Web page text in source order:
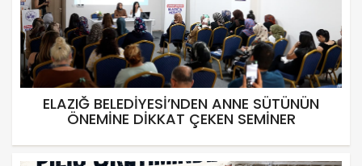
ELAZIĞ BELEDİYESİ’NDEN ANNE SÜTÜNÜN
ÖNEMİNE DİKKAT ÇEKEN SEMİNER